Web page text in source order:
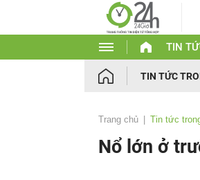
TIN
TIN TỨC
Trang chủ Tin tức
Nổ lớn ở